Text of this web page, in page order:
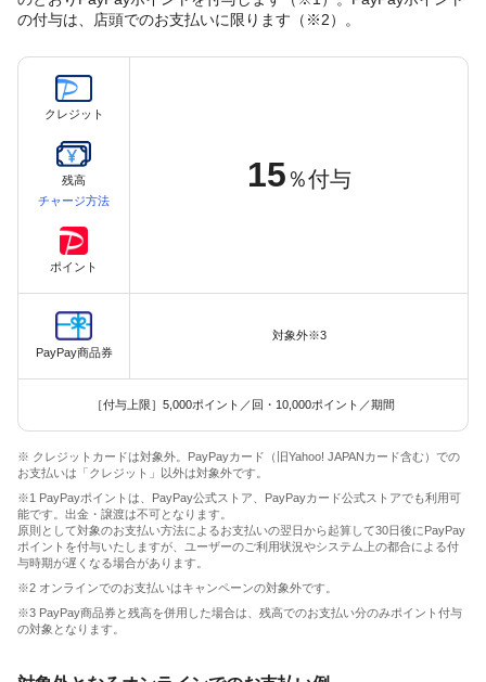
の付与は、店頭でのお支払いに限ります（※2）。
クレジット
残高
チャージ方法
ポイント
15 ％付与
PayPay商品券
対象外※3
［付与上限］5,000ポイント／回・10,000ポイント／期間
※ クレジットカードは対象外。PayPayカード（旧Yahoo! JAPANカード含む）での
お支払いは「クレジット」以外は対象外です。
※1 PayPayポイントは、PayPay公式ストア、PayPayカード公式ストアでも利用可
能です。出金・譲渡は不可となります。
原則として対象のお支払い方法によるお支払いの翌日から起算して30日後にPayPay
ポイントを付与いたしますが、ユーザーのご利用状況やシステム上の都合による付
与時期が遅くなる場合があります。
※2 オンラインでのお支払いはキャンペーンの対象外です。
※3 PayPay商品券と残高を併用した場合は、残高でのお支払い分のみポイント付与
の対象となります。